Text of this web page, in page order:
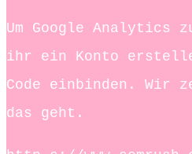
Um Google Analytics
ihr ein Konto
Code einbinden. Wir
das geht.